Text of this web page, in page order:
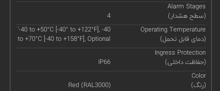
Alarm Stages
(سطح هشدار)
4
Operating Temperature
(دمای قابل تحمل)
'-40 to +50°C [-40° to +122°F], -40
to +70°C [-40 to +158°F], Optional
Ingress Protection
(حفاظت داخلی)
IP66
Color
(رنگ)
Red (RAL3000)